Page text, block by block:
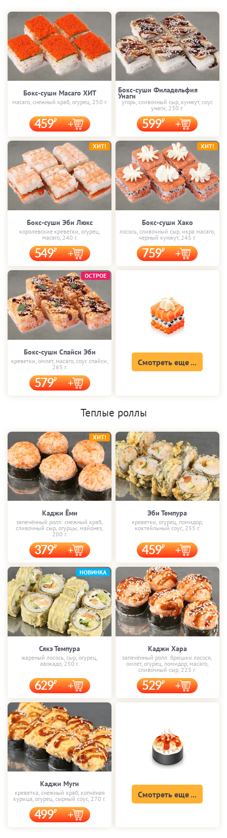
Бокс-суши Масаго ХИТ
масаго, снежный краб, огурец, 250 г.
459
Бокс-суши Филадельфия
Унаги
угорь, сливочный сыр, кунжут, соус
унаги, 230 г.
599
Бокс-суши Эби Люкс
королевские креветки, огурец,
масаго, 240 г.
549
ХИТ!
Бокс-суши Хако
лосось, сливочный сыр, икра масаго,
черный кунжут, 245 г.
759
ХИТ!
Бокс-суши Спайси Эби
креветки, омлет, масаго, соус спайси,
265 г.
579
ОСТРОЕ
Смотреть еще ...
Теплые роллы
Каджи Ёми
запечённый ролл: снежный краб,
сливочный сыр, огурцы, майонез,
200 г.
379
ХИТ!
Эби Темпура
креветки, огурец, помидор,
коктейльный соус, 255 г.
459
Сякэ Темпура
жареный лосось, сыр, огурец,
авокадо, 250 г.
629
НОВИНКА
Каджи Хара
запечённый ролл: брюшки лосося,
омлет, огурец, помидор, масаго,
сливочный сыр, 225 г.
529
Каджи Муги
креветка, снежный краб, копчёная
курица, огурец, сырный соус, 270 г.
499
Смотреть еще ...